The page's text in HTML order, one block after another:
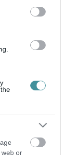
web or
EGY
esztendős vádlott
kórházban,
sértettől is
EGYIK
a magyar
bemondójaként,